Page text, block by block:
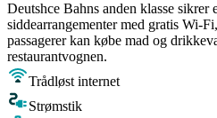
Deutshce Bahns anden klasse sikrer
siddearrangementer med gratis Wi-
passagerer kan købe mad og
restaurantvognen.
Trådløst internet
Strømstik